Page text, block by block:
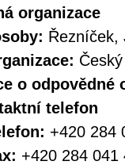
organizace
Řezníček,
o odpovědné
telefon
+420 284
+420 284 041